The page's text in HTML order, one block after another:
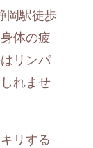
岡駅徒歩
体の疲
リンパ
れませ
リする